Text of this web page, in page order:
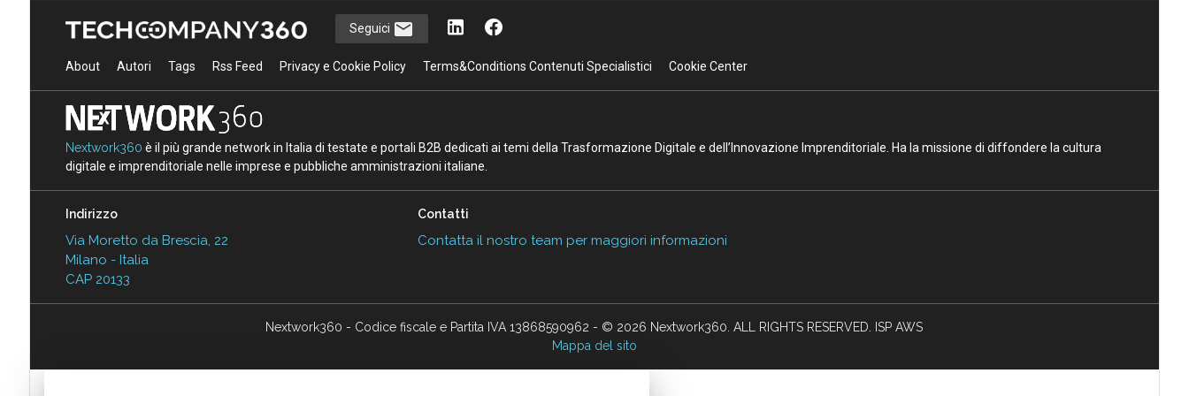
Seguici
About Autori Tags Rss Feed Privacy e Cookie Policy Terms&Conditions Contenuti Specialistici Cookie Center
Nextwork360 è il più grande network in Italia di testate e portali B2B dedicati ai temi della Trasformazione Digitale e dell’Innovazione Imprenditoriale. Ha la missione di diffondere la cultura
digitale e imprenditoriale nelle imprese e pubbliche amministrazioni italiane.
Indirizzo
Via Moretto da Brescia, 22
Milano - Italia
CAP 20133
Contatti
Contatta il nostro team per maggiori informazioni
Nextwork360 - Codice fiscale e Partita IVA 13868590962 - © 2026 Nextwork360. ALL RIGHTS RESERVED. ISP AWS
Mappa del sito